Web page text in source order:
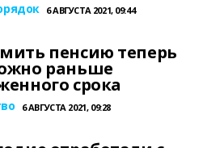
6 АВГУСТА 2021, 09:44
пенсию теперь
раньше
срока
6 АВГУСТА 2021, 09:28